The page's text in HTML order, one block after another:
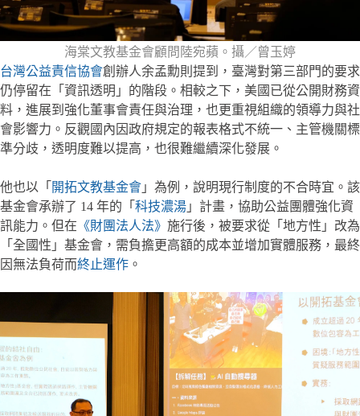
海棠文教基金會顧問陸宛蘋。攝／曾玉婷
台灣公益責信協會創辦人余孟勳則提到，臺灣對第三部門的要求
仍停留在「資訊透明」的階段。相較之下，美國已從公開財務資
料，進展到強化董事會責任與治理，也更重視組織的領導力與社
會影響力。反觀國內因政府規定的報表格式不統一、主管機關標
準分歧，透明度難以提高，也很難繼續深化發展。
他也以「 開拓文教基金會 」為例，說明現行制度的不合時宜。該
基金會承辦了 14 年的「 科技濃湯 」計畫，協助公益團體強化資
訊能力。但在 《財團法人法》 施行後，被要求從「地方性」改為
「全國性」基金會，需負擔更高額的成本並增加實體服務，最終
因無法負荷而終止運作 。